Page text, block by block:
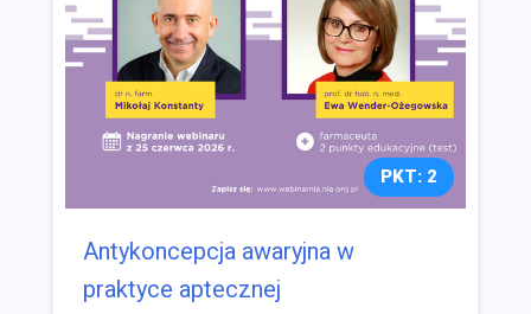
PKT: 2
Antykoncepcja awaryjna w
praktyce aptecznej